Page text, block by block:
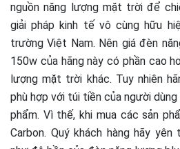
nguồn năng lượng mặt trời để
giải pháp kinh tế vô cùng hữu
trường Việt Nam. Nên giá đèn
150w của hãng này có phần cao
lượng mặt trời khác. Tuy nhiên
phù hợp với túi tiền của người
phẩm. Vì thế, khi mua các sản
Carbon. Quý khách hàng hãy